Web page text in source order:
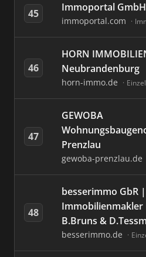
45 Immoportal GmbH
immoportal.com
46
HORN
Neubrandenburg
horn-immo.de
47
GEWOBA
Prenzlau
gewoba-prenzlau.de
48
besserimmo GbR |
Immobilienmakler
B.Bruns &
besserimmo.de